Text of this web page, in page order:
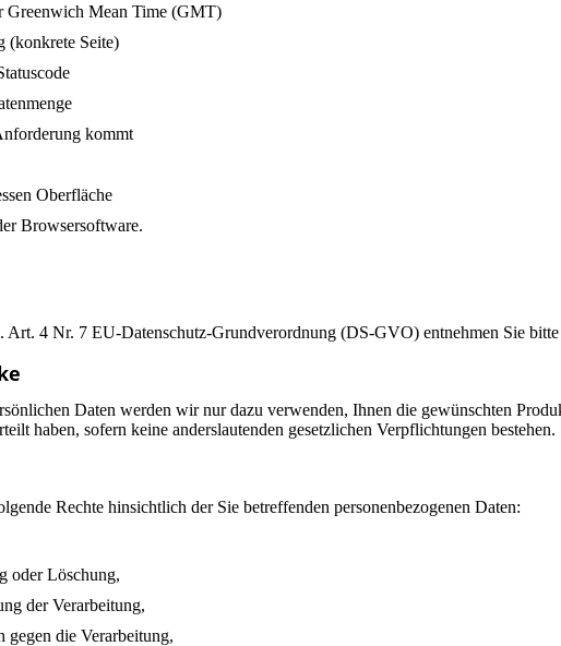
Greenwich Mean Time (GMT)
(konkrete Seite)
kommt
Oberfläche
Browsersoftware.
Art. 4 Nr. 7 EU-Datenschutz-Grundverordnung (DS-GVO) entnehmen Sie bitte
Daten werden wir nur dazu verwenden, Ihnen die gewünschten
haben, sofern keine anderslautenden gesetzlichen Verpflichtungen bestehen.
Rechte hinsichtlich der Sie betreffenden personenbezogenen Daten:
oder Löschung,
der Verarbeitung,
gegen die Verarbeitung,